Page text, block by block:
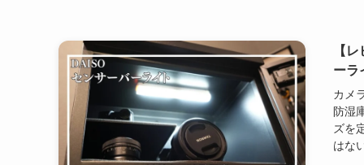
【
ーラ
カメ
防湿
ズを
はな